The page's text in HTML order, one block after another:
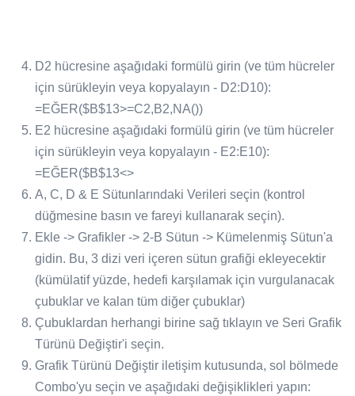
D2 hücresine aşağıdaki formülü girin (ve tüm hücreler
için sürükleyin veya kopyalayın - D2:D10):
=EĞER($B$13>=C2,B2,NA())
E2 hücresine aşağıdaki formülü girin (ve tüm hücreler
için sürükleyin veya kopyalayın - E2:E10):
=EĞER($B$13<>
A, C, D & E Sütunlarındaki Verileri seçin (kontrol
düğmesine basın ve fareyi kullanarak seçin).
Ekle -> Grafikler -> 2-B Sütun -> Kümelenmiş Sütun'a
gidin. Bu, 3 dizi veri içeren sütun grafiği ekleyecektir
(kümülatif yüzde, hedefi karşılamak için vurgulanacak
çubuklar ve kalan tüm diğer çubuklar)
Çubuklardan herhangi birine sağ tıklayın ve Seri Grafik
Türünü Değiştir'i seçin.
Grafik Türünü Değiştir iletişim kutusunda, sol bölmede
Combo'yu seçin ve aşağıdaki değişiklikleri yapın: